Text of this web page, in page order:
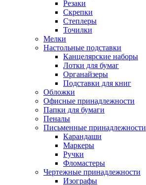
Резаки
Скрепки
Степлеры
Точилки
Мелки
Настольные подставки
Канцелярские наборы
Лотки для бумаг
Органайзеры
Подставки для книг
Обложки
Офисные принадлежности
Папки для бумаги
Пеналы
Письменные принадлежности
Карандаши
Маркеры
Ручки
Фломастеры
Чертежные принадлежности
Изографы